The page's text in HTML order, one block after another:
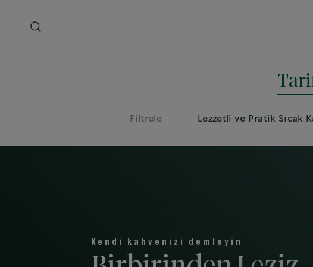
Filtrele Lezzetli ve Pratik Sıcak
Kendi kahvenizi demleyin